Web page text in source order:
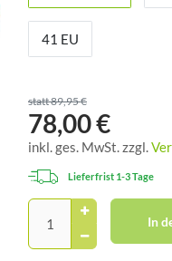
41 EU
statt 89,95 €
78,00 €
inkl. ges. MwSt. zzgl.
Lieferfrist 1-3 Tage
In